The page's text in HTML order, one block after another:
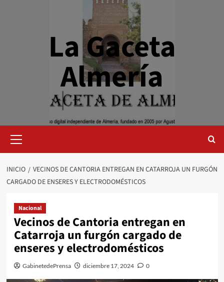
La Gaceta
Almería
primario
INICIO
VECINOS DE CANTORIA ENTREGAN EN CATARROJA UN FURGÓN
CARGADO DE ENSERES Y ELECTRODOMÉSTICOS
Nacional
Vecinos de Cantoria entregan en
Catarroja un furgón cargado de
enseres y electrodomésticos
GabinetedePrensa diciembre 17, 2024 0